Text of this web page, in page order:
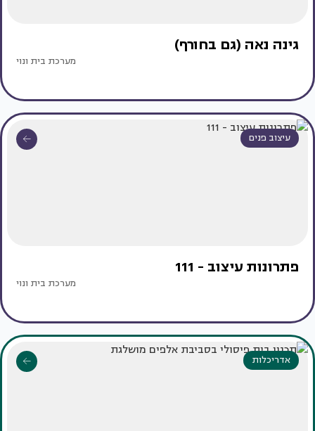
גינה נאה (גם בחורף)
מערכת בית ונוי
עיצוב פנים
פתרונות עיצוב - 111
מערכת בית ונוי
אדריכלות